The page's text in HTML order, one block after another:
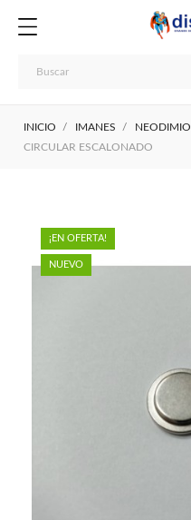
INICIO IMANES NEODIMIO
CIRCULAR ESCALONADO
¡EN OFERTA!
NUEVO